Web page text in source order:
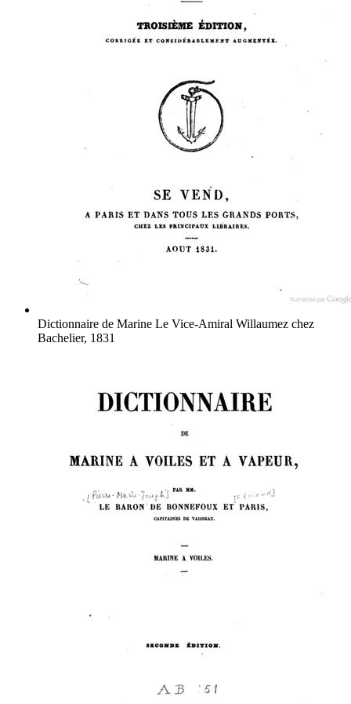
Dictionnaire de Marine Le Vice-Amiral Willaumez chez
Bachelier, 1831